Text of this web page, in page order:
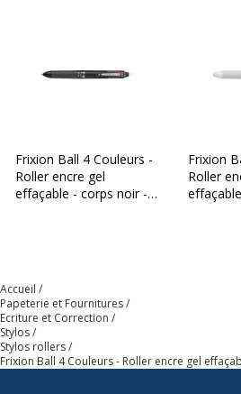
Code barre maitre
Référence produit fabricant
Frixion Ball 4 Couleurs -
Roller encre gel
effaçable - corps noir -
Frixion
Roller
Accueil
Papeterie et Fournitures
Ecriture et Correction
Stylos
Stylos rollers
Frixion Ball 4 Couleurs - Roller encre gel